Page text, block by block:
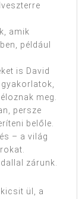
amik
például
is David
meg.
persze
belőle.
– a világ
zárunk.
ül, a